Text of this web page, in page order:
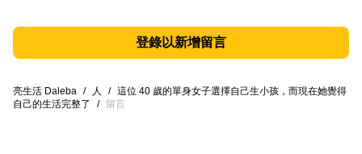
登錄以新增留言
亮生活 Daleba / 人 / 這位 40 歲的單身女子選擇自己生小孩，而現在她覺得
自己的生活完整了
/ 留言